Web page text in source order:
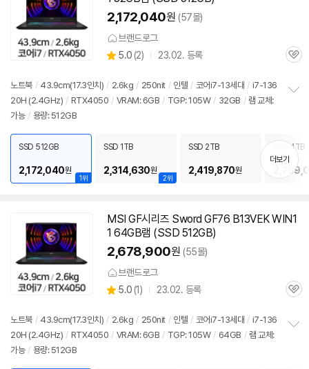
2,172,040원 (57몰)
브랜드로그
별
5.0 (상
리
뷰
2) 23.02. 등록
관
노트북 / 43.9cm(17.3인치) / 2.6kg / 250nit / 인텔 / 코어i7-13세대 / i7-136
20H (2.4GHz) / RTX4050 / VRAM: 6GB / TGP: 105W / 32GB / 램 교체:
가능 / 용량: 512GB
치
기
1위
SSD 512GB
2,172,040원
2위
SSD 1TB
2,314,630원
SSD 2TB
2,419,870원
SSD 4TB
더보기
MSI GF시리즈 Sword GF76 B13VEK WIN1
1 64GB램 (SSD 512GB)
2,678,900원 (55몰)
브랜드로그
별
5.0 (상
리
뷰
1) 23.02. 등록
관
노트북 / 43.9cm(17.3인치) / 2.6kg / 250nit / 인텔 / 코어i7-13세대 / i7-136
20H (2.4GHz) / RTX4050 / VRAM: 6GB / TGP: 105W / 64GB / 램 교체:
가능 / 용량: 512GB